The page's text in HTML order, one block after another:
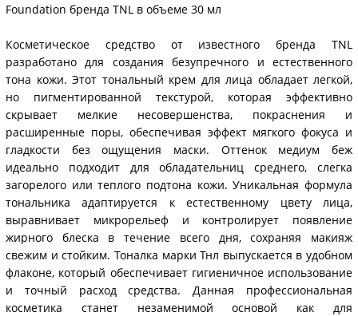
Foundation бренда TNL в объеме 30 мл
Косметическое средство от известного бренда TNL
разработано для создания безупречного и естественного
тона кожи. Этот тональный крем для лица обладает легкой,
но пигментированной текстурой, которая эффективно
скрывает мелкие несовершенства, покраснения и
расширенные поры, обеспечивая эффект мягкого фокуса и
гладкости без ощущения маски. Оттенок медиум беж
идеально подходит для обладательниц среднего, слегка
загорелого или теплого подтона кожи. Уникальная формула
тональника адаптируется к естественному цвету лица,
выравнивает микрорельеф и контролирует появление
жирного блеска в течение всего дня, сохраняя макияж
свежим и стойким. Тоналка марки Тнл выпускается в удобном
флаконе, который обеспечивает гигиеничное использование
и точный расход средства. Данная профессиональная
косметика станет незаменимой основой как для